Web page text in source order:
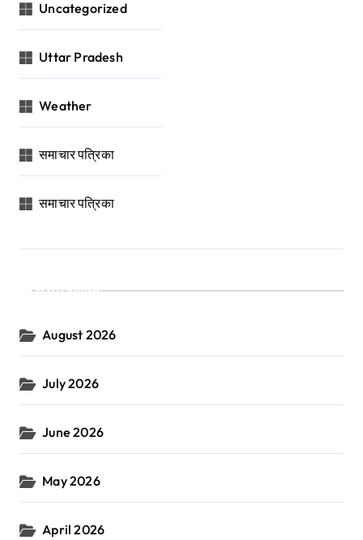
Uncategorized
Uttar Pradesh
Weather
समाचार पत्रिका
समाचार पत्रिका
Archives
August 2026
July 2026
June 2026
May 2026
April 2026